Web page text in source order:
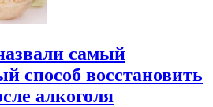
самый
способ восстановить
алкоголя